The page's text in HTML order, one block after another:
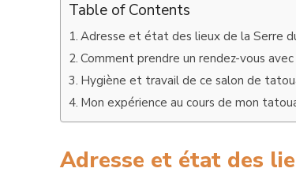
Table of Contents
Adresse et état des lieux de la Serre
Comment prendre un rendez-vous
Hygiène et travail de ce salon de
Mon expérience au cours de mon
Adresse et état des